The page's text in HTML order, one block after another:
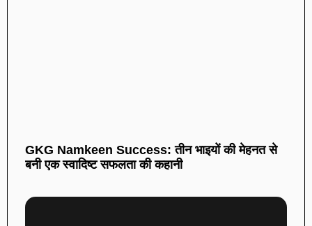
GKG Namkeen Success: तीन भाइयों की मेहनत से
बनी एक स्वादिष्ट सफलता की कहानी